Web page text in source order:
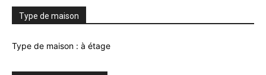
Type de maison
Type de maison : à étage